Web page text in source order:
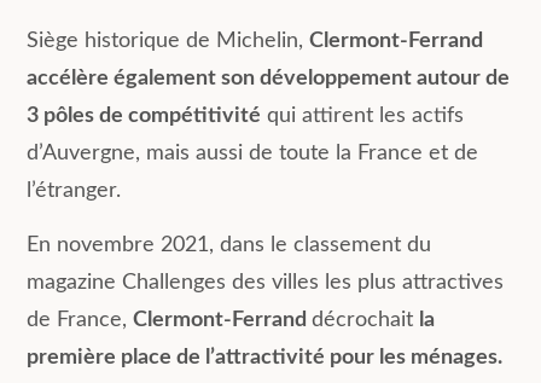
Siège historique de Michelin,Clermont-Ferrand
accélère également son développement autour de
3 pôles de compétitivité qui attirent les actifs
d’Auvergne, mais aussi de toute la France et de
l’étranger.
En novembre 2021, dans le classement du
magazine Challenges des villes les plus attractives
de France,Clermont-Ferranddécrochait la
première place de l’attractivité pour les ménages.